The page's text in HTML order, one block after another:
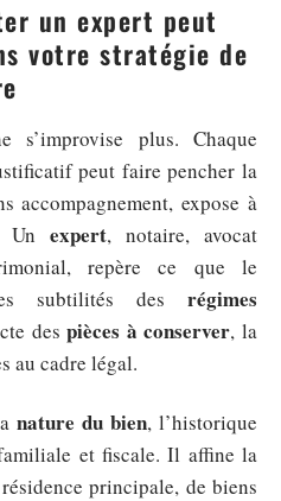
un expert peut
votre stratégie de
s’improvise plus. Chaque
peut faire pencher la
accompagnement, expose à
Un expert, notaire, avocat
repère ce que le
subtilités des régimes
despièces à conserver, la
au cadre légal.
nature du bien, l’historique
et fiscale. Il affine la
principale, de biens